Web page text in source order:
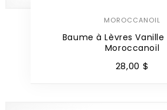
MOROCCANOIL
Baume à Lèvres
Moroccanoil
28,00 $